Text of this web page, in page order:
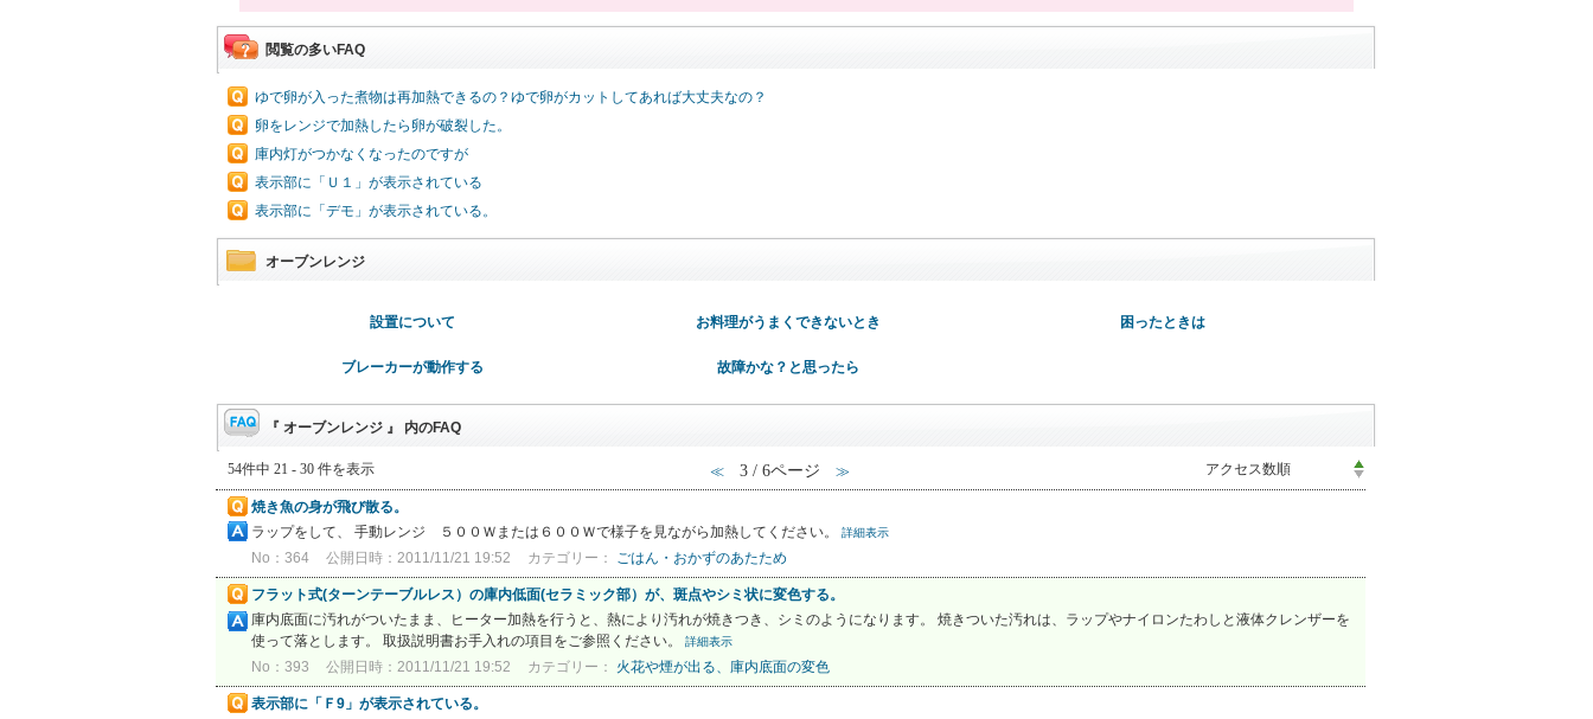
閲覧の多いFAQ
ゆで卵が入った煮物は再加熱できるの？ゆで卵がカットしてあれば大丈夫なの？
卵をレンジで加熱したら卵が破裂した。
庫内灯がつかなくなったのですが
表示部に「Ｕ１」が表示されている
表示部に「デモ」が表示されている。
オーブンレンジ
設置について お料理がうまくできないとき 困ったときは
ブレーカーが動作する 故障かな？と思ったら
『 オーブンレンジ 』 内のFAQ
54件中 21 - 30 件を表示 ≪ 3 / 6ページ ≫
焼き魚の身が飛び散る。
ラップをして、 手動レンジ ５００Ｗまたは６００Ｗで様子を見ながら加熱してください。
詳細表示
No：364 公開日時：2011/11/21 19:52 カテゴリー： ごはん・おかずのあたため
フラット式(ターンテーブルレス）の庫内低面(セラミック部）が、斑点やシミ状に変色する。
庫内底面に汚れがついたまま、ヒーター加熱を行うと、熱により汚れが焼きつき、シミのようになります。 焼きついた汚れは、ラップやナイロンたわしと液体クレンザーを
使って落とします。 取扱説明書お手入れの項目をご参照ください。
詳細表示
No：393 公開日時：2011/11/21 19:52 カテゴリー： 火花や煙が出る、庫内底面の変色
表示部に「Ｆ9」が表示されている。